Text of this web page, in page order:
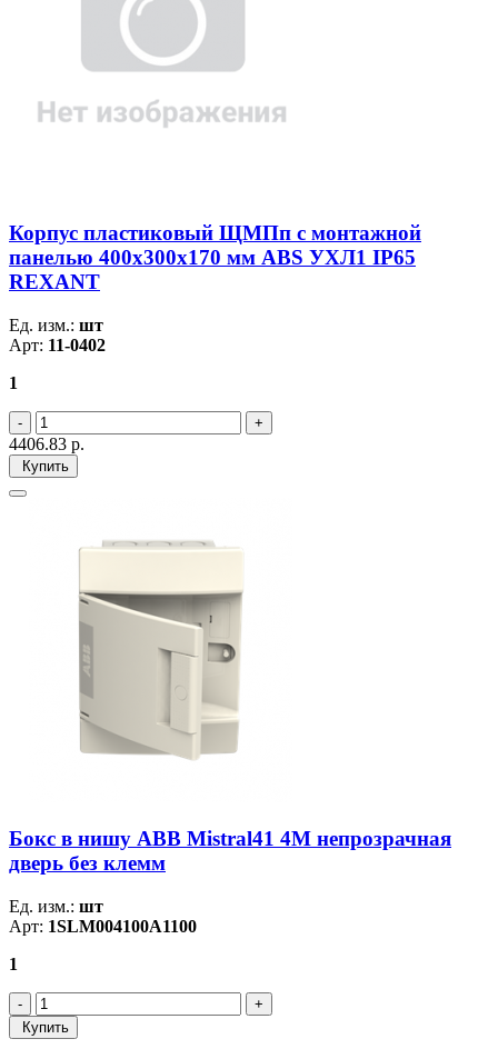
Корпус пластиковый ЩМПп с монтажной
панелью 400х300х170 мм ABS УХЛ1 IP65
REXANT
Ед. изм.: шт
Арт: 11-0402
1
4406.83 р.
Купить
Бокс в нишу ABB Mistral41 4М непрозрачная
дверь без клемм
Ед. изм.: шт
Арт: 1SLM004100A1100
1
Купить